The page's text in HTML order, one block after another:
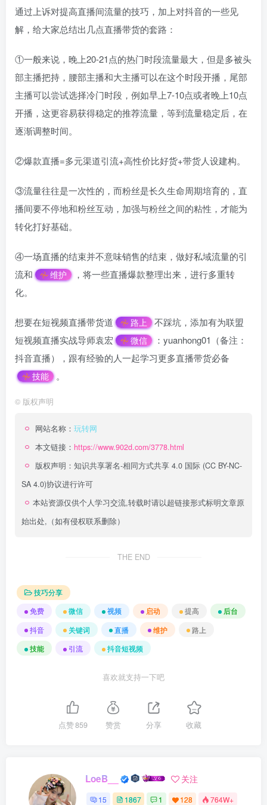
通过上诉对提高直播间流量的技巧，加上对抖音的一些见
解，给大家总结出几点直播带货的套路：
①一般来说，晚上20-21点的热门时段流量最大，但是多被头
部主播把持，腰部主播和大主播可以在这个时段开播，尾部
主播可以尝试选择冷门时段，例如早上7-10点或者晚上10点
开播，这更容易获得稳定的推荐流量，等到流量稳定后，在
逐渐调整时间。
②爆款直播=多元渠道引流+高性价比好货+带货人设建构。
③流量往往是一次性的，而粉丝是长久生命周期培育的，直
播间要不停地和粉丝互动，加强与粉丝之间的粘性，才能为
转化打好基础。
④一场直播的结束并不意味销售的结束，做好私域流量的引
流和
维护
，将一些直播爆款整理出来，进行多重转
化。
想要在短视频直播带货道 路上
不踩坑，添加有为联盟
短视频直播实战导师袁宏
微信
：yuanhong01（备注：
抖音直播），跟有经验的人一起学习更多直播带货必备
技能 。
© 版权声明
网站名称： 玩转网
本文链接： https://www.902d.com/3778.html
版权声明： 知识共享署名-相同方式共享 4.0 国际 (CC BY-NC-
SA 4.0)协议进行许可
本站资源仅供个人学习交流,转载时请以超链接形式标明文章原
始出处,（如有侵权联系删除）
THE END
技巧分享
免费
微信 视频 启动 提高
后台
抖音
关键词 直播 维护
路上
技能
引流 抖音短视频
喜欢就支持一下吧
点赞859 赞赏 分享 收藏
LoeB__ 关注
15 1867 1 128 764W+